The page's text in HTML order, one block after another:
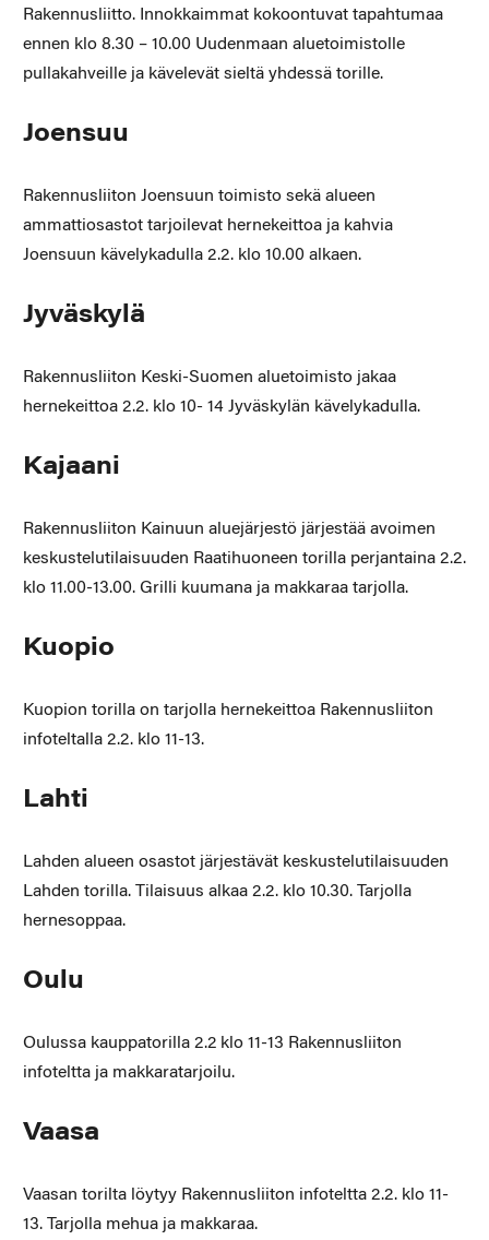
Rakennusliitto. Innokkaimmat kokoontuvat tapahtumaa
ennen klo 8.30 – 10.00 Uudenmaan aluetoimistolle
pullakahveille ja kävelevät sieltä yhdessä torille.
Joensuu
Rakennusliiton Joensuun toimisto sekä alueen
ammattiosastot tarjoilevat hernekeittoa ja kahvia
Joensuun kävelykadulla 2.2. klo 10.00 alkaen.
Jyväskylä
Rakennusliiton Keski-Suomen aluetoimisto jakaa
hernekeittoa 2.2. klo 10- 14 Jyväskylän kävelykadulla.
Kajaani
Rakennusliiton Kainuun aluejärjestö järjestää avoimen
keskustelutilaisuuden Raatihuo­neen torilla perjantaina 2.2.
klo 11.00-13.00. Grilli kuumana ja makkaraa tarjolla.
Kuopio
Kuopion torilla on tarjolla hernekeittoa Rakennusliiton
infoteltalla 2.2. klo 11-13.
Lahti
Lahden alueen osastot järjestävät keskustelutilaisuuden
Lahden torilla. Tilaisuus alkaa 2.2. klo 10.30. Tarjolla
hernesoppaa.
Oulu
Oulussa kauppatorilla 2.2 klo 11-13 Rakennusliiton
infoteltta ja makkaratarjoilu.
Vaasa
Vaasan torilta löytyy Rakennusliiton infoteltta 2.2. klo 11-
13. Tarjolla mehua ja makkaraa.